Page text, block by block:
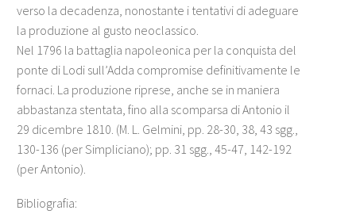
verso la decadenza, nonostante i tentativi di adeguare
la produzione al gusto neoclassico.
Nel 1796 la battaglia napoleonica per la conquista del
ponte di Lodi sull’Adda compromise definitivamente le
fornaci. La produzione riprese, anche se in maniera
abbastanza stentata, fino alla scomparsa di Antonio il
29 dicembre 1810. (M. L. Gelmini, pp. 28-30, 38, 43 sgg.,
130-136 (per Simpliciano); pp. 31 sgg., 45-47, 142-192
(per Antonio).
Bibliografia: